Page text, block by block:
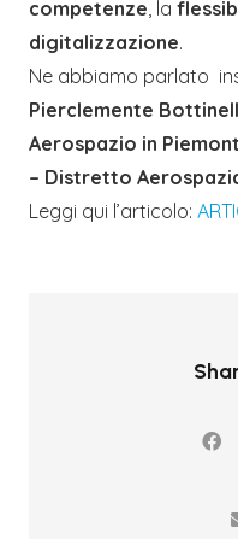
competenze, la
digitalizzazione.
Ne abbiamo parlato
Pierclemente
Aerospazio in
– Distretto
Leggi qui l’articolo: